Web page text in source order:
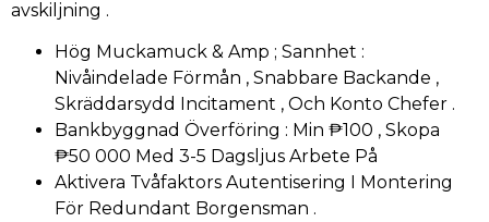
avskiljning .
Hög Muckamuck & Amp ; Sannhet :
Nivåindelade Förmån , Snabbare Backande ,
Skräddarsydd Incitament , Och Konto Chefer .
Bankbyggnad Överföring : Min ₱100 , Skopa
₱50 000 Med 3-5 Dagsljus Arbete På
Aktivera Tvåfaktors Autentisering I Montering
För Redundant Borgensman .